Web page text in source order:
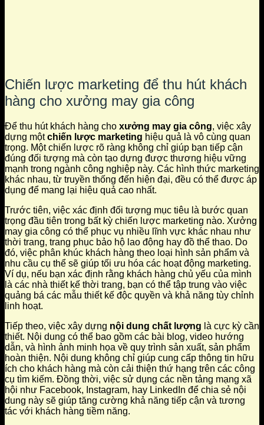
Chiến lược marketing để thu hút khách
hàng cho xưởng may gia công
Để thu hút khách hàng cho xưởng may gia công, việc xây
dựng mộtchiến lược marketing hiệu quả là vô cùng quan
trọng. Một chiến lược rõ ràng không chỉ giúp bạn tiếp cận
đúng đối tượng mà còn tạo dựng được thương hiệu vững
mạnh trong ngành công nghiệp này. Các hình thức marketing
khác nhau, từ truyền thống đến hiện đại, đều có thể được áp
dụng để mang lại hiệu quả cao nhất.
Trước tiên, việc xác định đối tượng mục tiêu là bước quan
trọng đầu tiên trong bất kỳ chiến lược marketing nào. Xưởng
may gia công có thể phục vụ nhiều lĩnh vực khác nhau như
thời trang, trang phục bảo hộ lao động hay đồ thể thao. Do
đó, việc phân khúc khách hàng theo loại hình sản phẩm và
nhu cầu cụ thể sẽ giúp tối ưu hóa các hoạt động marketing.
Ví dụ, nếu bạn xác định rằng khách hàng chủ yếu của mình
là các nhà thiết kế thời trang, bạn có thể tập trung vào việc
quảng bá các mẫu thiết kế độc quyền và khả năng tùy chỉnh
linh hoạt.
Tiếp theo, việc xây dựng nội dung chất lượng là cực kỳ cần
thiết. Nội dung có thể bao gồm các bài blog, video hướng
dẫn, và hình ảnh minh họa về quy trình sản xuất, sản phẩm
hoàn thiện. Nội dung không chỉ giúp cung cấp thông tin hữu
ích cho khách hàng mà còn cải thiện thứ hạng trên các công
cụ tìm kiếm. Đồng thời, việc sử dụng các nền tảng mạng xã
hội như Facebook, Instagram, hay LinkedIn để chia sẻ nội
dung này sẽ giúp tăng cường khả năng tiếp cận và tương
tác với khách hàng tiềm năng.